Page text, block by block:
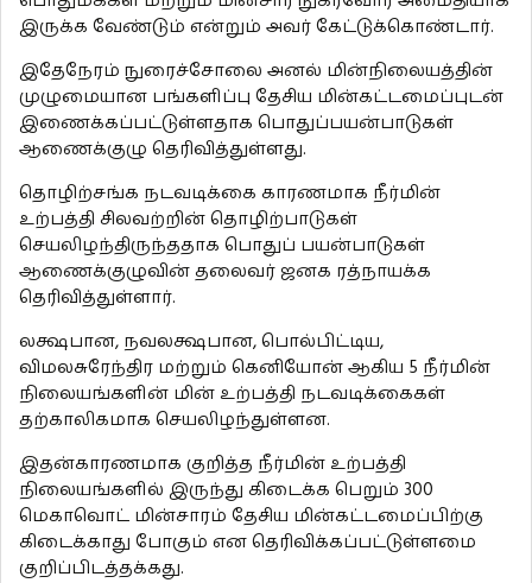
இருக்க வேண்டும் என்றும் அவர் கேட்டுக்கொண்டார்.
இதேநேரம் நுரைச்சோலை அனல் மின்நிலையத்தின்
முழுமையான பங்களிப்பு தேசிய மின்கட்டமைப்புடன்
இணைக்கப்பட்டுள்ளதாக பொதுப்பயன்பாடுகள்
ஆணைக்குழு தெரிவித்துள்ளது.
தொழிற்சங்க நடவடிக்கை காரணமாக நீர்மின்
உற்பத்தி சிலவற்றின் தொழிற்பாடுகள்
செயலிழந்திருந்ததாக பொதுப் பயன்பாடுகள்
ஆணைக்குழுவின் தலைவர் ஜனக ரத்நாயக்க
தெரிவித்துள்ளார்.
லக்ஷபான, நவலக்ஷபான, பொல்பிட்டிய,
விமலசுரேந்திர மற்றும் கெனியோன் ஆகிய 5 நீர்மின்
நிலையங்களின் மின் உற்பத்தி நடவடிக்கைகள்
தற்காலிகமாக செயலிழந்துள்ளன.
இதன்காரணமாக குறித்த நீர்மின் உற்பத்தி
நிலையங்களில் இருந்து கிடைக்க பெறும் 300
மெகாவொட் மின்சாரம் தேசிய மின்கட்டமைப்பிற்கு
கிடைக்காது போகும் என தெரிவிக்கப்பட்டுள்ளமை
குறிப்பிடத்தக்கது.